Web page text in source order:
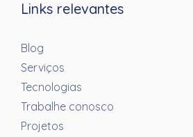
Links relevantes
Blog
Serviços
Tecnologias
Trabalhe conosco
Projetos